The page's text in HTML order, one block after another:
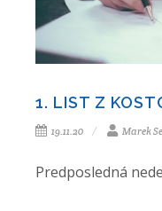
1. LIST Z
19.11.20 Marek
Predposledná